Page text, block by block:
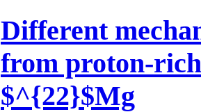
Different
from proton-
$^{22}$Mg